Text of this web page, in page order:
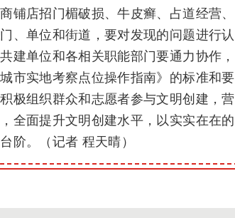
铺店招门楣破损、牛皮癣、占道经营、
、单位和街道，要对发现的问题进行认
建单位和各相关职能部门要通力协作，
市实地考察点位操作指南》的标准和要
极组织群众和志愿者参与文明创建，营
全面提升文明创建水平，以实实在在的
阶。（记者 程天晴）